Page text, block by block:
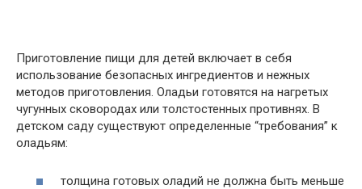
Приготовление пищи для детей включает в себя
использование безопасных ингредиентов и нежных
методов приготовления. Оладьи готовятся на нагретых
чугунных сковородах или толстостенных противнях. В
детском саду существуют определенные “требования” к
оладьям:
толщина готовых оладий не должна быть меньше